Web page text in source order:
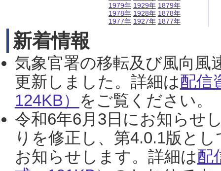
1979年
1978年
1977年
1929年
1928年
1927年
1879年
1878年
1877年
新着情報
気象官署の移転及び風向風
更新しました。詳細は配信
124KB） をご覧ください。
令和6年6月3日にお知らせ
りを修正し、第4.0.1版と
お知らせします。詳細は配